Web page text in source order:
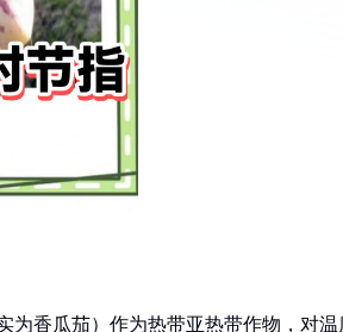
为香瓜茄）作为热带亚热带作物，对